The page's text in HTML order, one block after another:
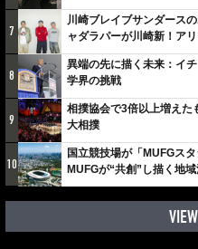
7
川崎ブレイブサンダース
ャダラパーが川崎新！ア
しみでしかないでしょ。
8
異端の先に描く未来：イ
学界の挑戦
9
相撲協会で3倍以上増えた
大相撲
10
国立競技場が「MUFGス
MUFGが“共創”し描く地